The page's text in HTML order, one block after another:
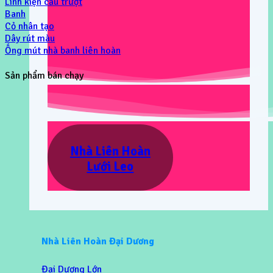
Nhà Liên Hoàn
Lưới Leo
Nhà Liên Hoàn Đại Dương
Đại Dương Lớn
Banh
Cỏ nhân tạo
Dây rút màu
Ống mút nhà banh liên hoàn
Sản phẩm bán chạy